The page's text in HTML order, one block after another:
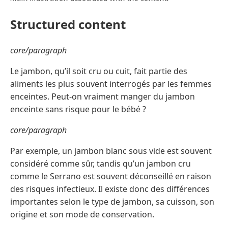
Structured content
core/paragraph
Le jambon, qu’il soit cru ou cuit, fait partie des
aliments les plus souvent interrogés par les femmes
enceintes. Peut-on vraiment manger du jambon
enceinte sans risque pour le bébé ?
core/paragraph
Par exemple, un jambon blanc sous vide est souvent
considéré comme sûr, tandis qu’un jambon cru
comme le Serrano est souvent déconseillé en raison
des risques infectieux. Il existe donc des différences
importantes selon le type de jambon, sa cuisson, son
origine et son mode de conservation.